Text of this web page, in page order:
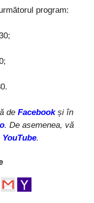
program:
de Facebook și în
. De asemenea, vă
YouTube.